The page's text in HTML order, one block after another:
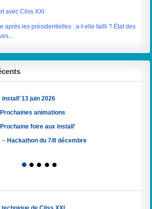
avec Cliss XXI
après les présidentielles : a-t-elle failli ? État des
install’ 13 juin 2026
Prochaines animations
Prochaine foire aux install’
– Hackathon du 7/8 décembre
1 2 3 4 5